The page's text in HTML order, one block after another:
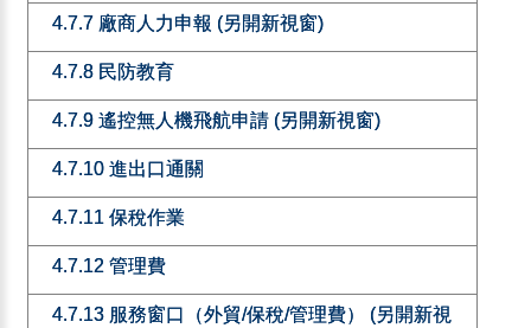
4.7.7 廠商人力申報 (另開新視窗)
4.7.8 民防教育
4.7.9 遙控無人機飛航申請 (另開新視窗)
4.7.10 進出口通關
4.7.11 保稅作業
4.7.12 管理費
4.7.13 服務窗口（外貿/保稅/管理費） (另開新視